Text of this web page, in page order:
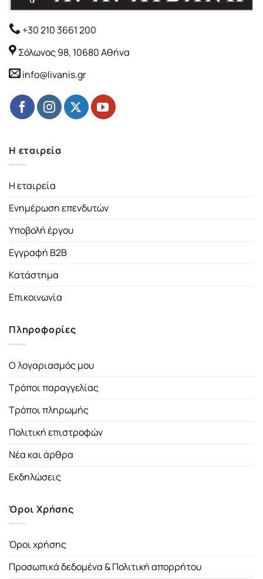
+30 210 3661 200
Σόλωνος 98, 10680 Αθήνα
info@livanis.gr
Η εταιρεία
Η εταιρεία
Ενημέρωση επενδυτών
Υποβολή έργου
Εγγραφή B2B
Κατάστημα
Επικοινωνία
Πληροφορίες
Ο λογαριασμός μου
Τρόποι παραγγελίας
Τρόποι πληρωμής
Πολιτική επιστροφών
Νέα και άρθρα
Εκδηλώσεις
Όροι Χρήσης
Όροι χρήσης
Προσωπικά δεδομένα & Πολιτική απορρήτου